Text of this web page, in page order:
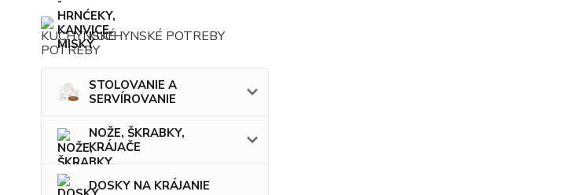
KUCHYNSKÉ POTREBY
STOLOVANIE A
SERVÍROVANIE
NOŽE, ŠKRABKY,
KRÁJAČE
DOSKY NA KRÁJANIE